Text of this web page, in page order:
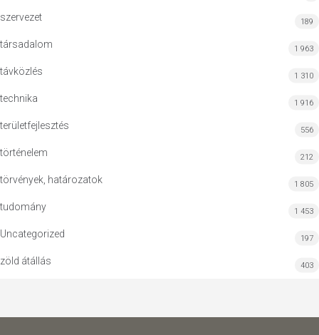
szervezet 189
társadalom 1 963
távközlés 1 310
technika 1 916
területfejlesztés 556
történelem 212
törvények, határozatok 1 805
tudomány 1 453
Uncategorized 197
zöld átállás 403